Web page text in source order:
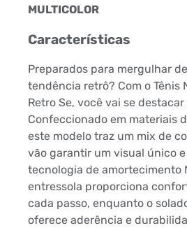
MULTICOLOR
Características
Preparados para mergulhar
tendência retrô? Com o Tênis
Retro Se, você vai se
Confeccionado em materiais
este modelo traz um mix de
vão garantir um visual único
tecnologia de amortecimento
entressola proporciona
cada passo, enquanto o
oferece aderência e